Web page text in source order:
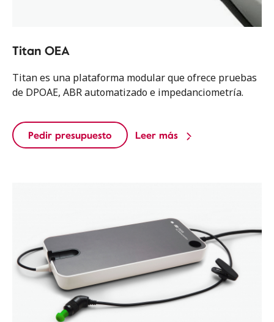
Titan OEA
Titan es una plataforma modular que ofrece pruebas
de DPOAE, ABR automatizado e impedanciometría.
Pedir presupuesto Leer más